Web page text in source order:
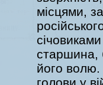
місцями,
старшина,
його волю.